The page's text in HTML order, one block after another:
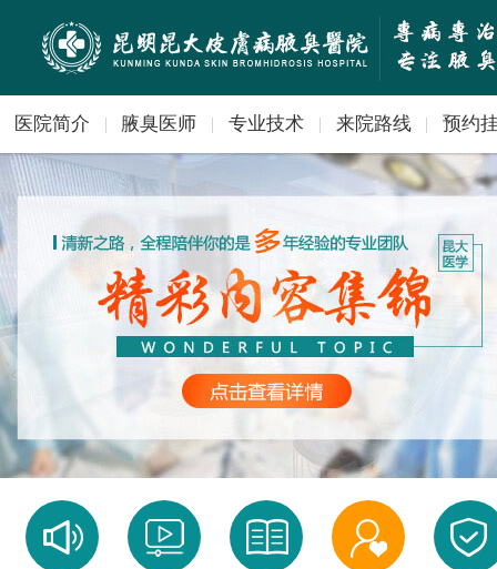
医院简介 | 腋臭医师 | 专业技术 | 来院路线 | 预约